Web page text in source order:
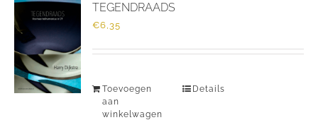
TEGENDRAADS
€6,35
Toevoegen
aan
winkelwagen
Details